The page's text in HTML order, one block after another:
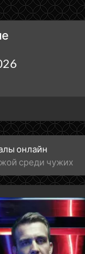
онлайн
среди чужих